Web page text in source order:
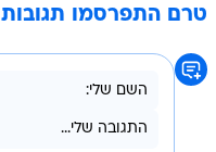
טרם התפרסמו תגובות